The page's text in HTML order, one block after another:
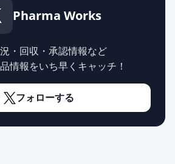
Pharma Works
・回収・承認情報など
情報をいち早くキャッチ！
フォローする